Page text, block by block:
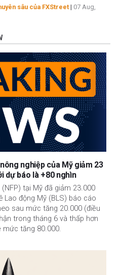
sâu của FXStreet | 07 Aug,
nghiệp của Mỹ giảm 23
dự báo là +80 nghìn
tại Mỹ đã giảm 23.000
Lao động Mỹ (BLS) báo cáo
sau mức tăng 20.000 (điều
trong tháng 6 và thấp hơn
mức tăng 80.000.